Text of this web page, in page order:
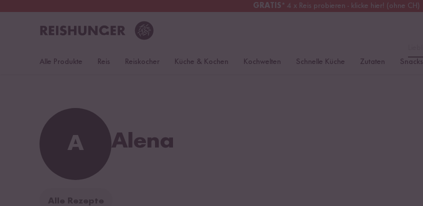
GRATIS* 4 x Reis probieren - klicke hier! (ohne CH)
Kostenloser Versand
Alle Produkte Reis Reiskocher Küche & Kochen Kochwelten Schnelle Küche Zutaten Snacks
A Alena
Alle Rezepte